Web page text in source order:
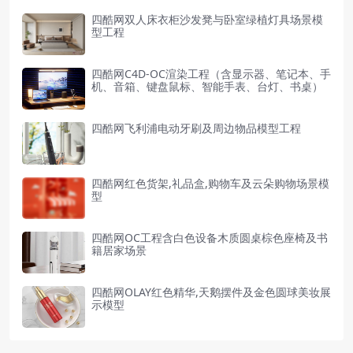
四酷网双人床衣柜沙发凳与卧室绿植灯具场景模
型工程
四酷网C4D-OC渲染工程（含显示器、笔记本、手
机、音箱、键盘鼠标、智能手表、台灯、书桌）
四酷网飞利浦电动牙刷及周边物品模型工程
四酷网红色货架,礼品盒,购物车及云朵购物场景模
型
四酷网OC工程含白色设备木质圆桌棕色座椅及书
籍居家场景
四酷网OLAY红色精华,天鹅摆件及金色圆球美妆展
示模型